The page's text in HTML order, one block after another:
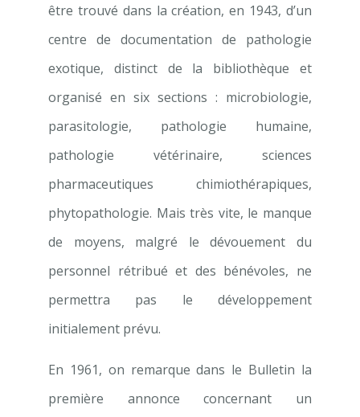
être trouvé dans la création, en 1943, d’un
centre de documentation de pathologie
exotique, distinct de la bibliothèque et
organisé en six sections : microbiologie,
parasitologie, pathologie humaine,
patholo­gie vétérinaire, sciences
pharmaceutiques chimiothérapiques,
phytopathologie. Mais très vite, le manque
de moyens, malgré le dévouement du
personnel rétribué et des bénévoles, ne
permettra pas le développement
initialement prévu.
En 1961, on remarque dans le Bulletin la
première annonce concernant un